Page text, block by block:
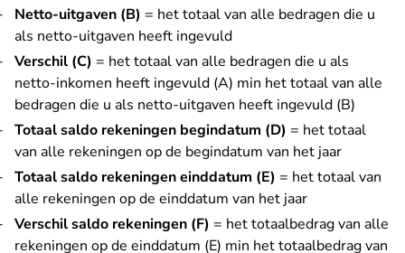
Netto-uitgaven (B) = het totaal van alle bedragen die u
als netto-uitgaven heeft ingevuld
Verschil (C) = het totaal van alle bedragen die u als
netto-inkomen heeft ingevuld (A) min het totaal van alle
bedragen die u als netto-uitgaven heeft ingevuld (B)
Totaal saldo rekeningen begindatum (D) = het totaal
van alle rekeningen op de begindatum van het jaar
Totaal saldo rekeningen einddatum (E) = het totaal van
alle rekeningen op de einddatum van het jaar
Verschil saldo rekeningen (F) = het totaalbedrag van alle
rekeningen op de einddatum (E) min het totaalbedrag van